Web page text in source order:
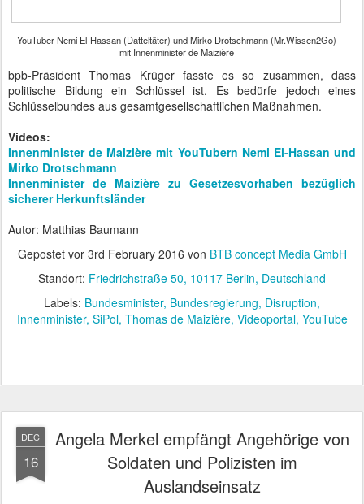
YouTuber Nemi El-Hassan (Datteltäter) und Mirko Drotschmann (Mr.Wissen2Go)
mit Innenminister de Maizière
bpb-Präsident Thomas Krüger fasste es so zusammen, dass
politische Bildung ein Schlüssel ist. Es bedürfe jedoch eines
Schlüsselbundes aus gesamtgesellschaftlichen Maßnahmen.
Videos:
Innenminister de Maizière mit YouTubern Nemi El-Hassan und
Mirko Drotschmann
Innenminister de Maizière zu Gesetzesvorhaben bezüglich
sicherer Herkunftsländer
Autor: Matthias Baumann
Gepostet vor 3rd February 2016 von BTB concept Media GmbH
Standort: Friedrichstraße 50, 10117 Berlin, Deutschland
Labels: Bundesminister Bundesregierung Disruption
Innenminister SiPol Thomas de Maizière Videoportal YouTube
DEC
16
Angela Merkel empfängt Angehörige von
Soldaten und Polizisten im
Auslandseinsatz